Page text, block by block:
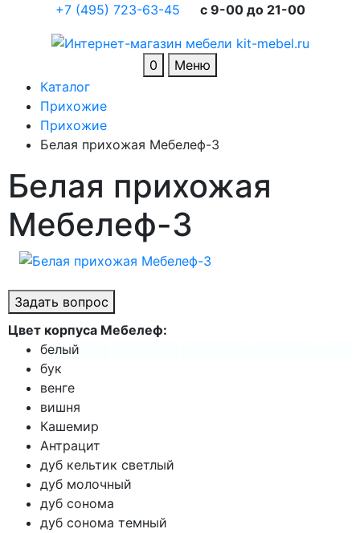
+7 (495) 723-63-45 c 9-00 до 21-00
0
Меню
Каталог
Прихожие
Прихожие
Белая прихожая Мебелеф-3
Белая прихожая
Мебелеф-3
Задать вопрос
Цвет корпуса Мебелеф:
белый
бук
венге
вишня
Кашемир
Антрацит
дуб кельтик светлый
дуб молочный
дуб сонома
дуб сонома темный